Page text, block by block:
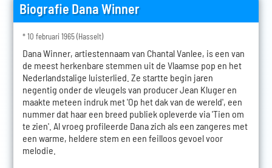
Biografie Dana Winner
* 10 februari 1965 (Hasselt)
Dana Winner, artiestennaam van Chantal Vanlee, is een van
de meest herkenbare stemmen uit de Vlaamse pop en het
Nederlandstalige luisterlied. Ze startte begin jaren
negentig onder de vleugels van producer Jean Kluger en
maakte meteen indruk met 'Op het dak van de wereld', een
nummer dat haar een breed publiek opleverde via 'Tien om
te zien'. Al vroeg profileerde Dana zich als een zangeres met
een warme, heldere stem en een feilloos gevoel voor
melodie.